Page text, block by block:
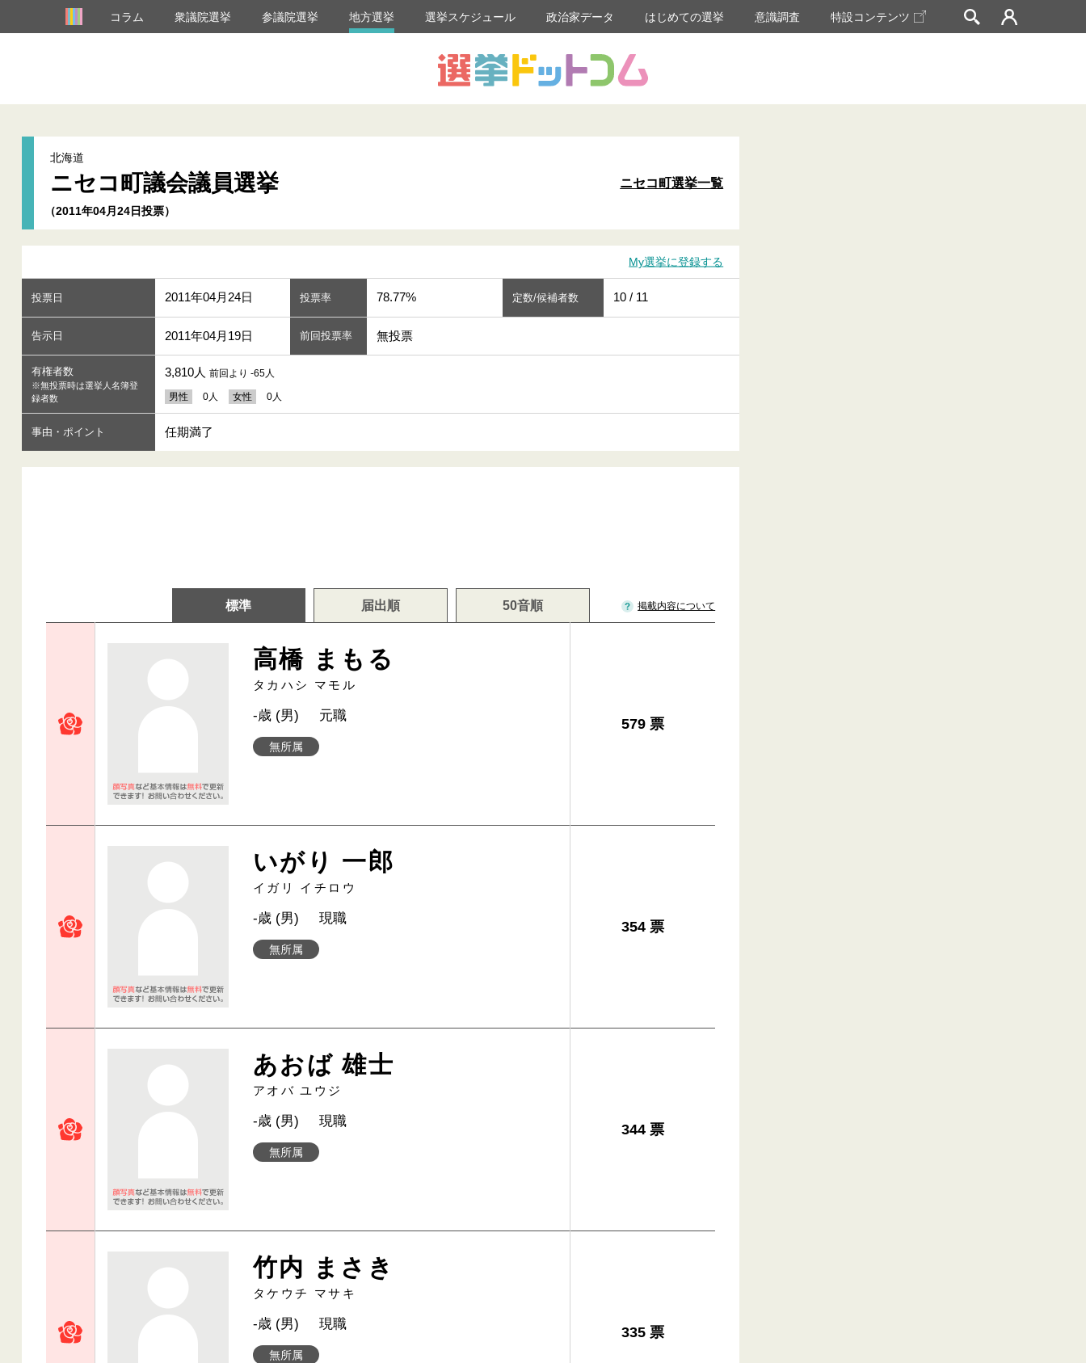
コラム 衆議院選挙 参議院選挙 地方選挙 選挙スケジュール 政治家データ はじめての選挙 意識調査 特設コンテンツ
北海道
ニセコ町議会議員選挙
（2011年04月24日投票）
ニセコ町選挙一覧
My選挙に登録する
投票日 2011年04月24日 投票率 78.77% 定数/候補者数 10 / 11
告示日 2011年04月19日 前回投票率 無投票
有権者数
※無投票時は選挙人名簿登
録者数
3,810人 前回より -65人
男性 0人 女性 0人
事由・ポイント 任期満了
標準 届出順 50音順 掲載内容について
高橋 まもる
タカハシ マモル
無所属
-歳 (男) 元職
579 票
いがり 一郎
イガリ イチロウ
無所属
-歳 (男) 現職
354 票
あおば 雄士
アオバ ユウジ
無所属
-歳 (男) 現職
344 票
竹内 まさき
タケウチ マサキ
無所属
-歳 (男) 現職
335 票